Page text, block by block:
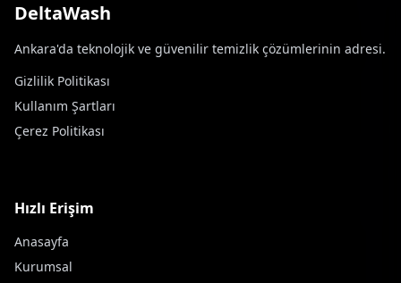
DeltaWash
Ankara'da teknolojik ve güvenilir temizlik çözümlerinin adresi.
Gizlilik Politikası
Kullanım Şartları
Çerez Politikası
Hızlı Erişim
Anasayfa
Kurumsal